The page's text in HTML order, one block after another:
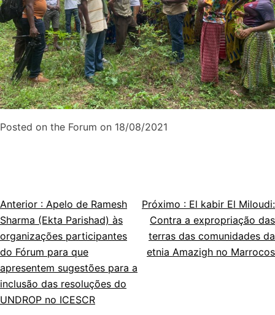
Posted on the Forum on 18/08/2021
Navegação
de
artigos
Anterior : Apelo de Ramesh
Sharma (Ekta Parishad) às
organizações participantes
do Fórum para que
apresentem sugestões para a
inclusão das resoluções do
UNDROP no ICESCR
Próximo : El kabir El Miloudi:
Contra a expropriação das
terras das comunidades da
etnia Amazigh no Marrocos